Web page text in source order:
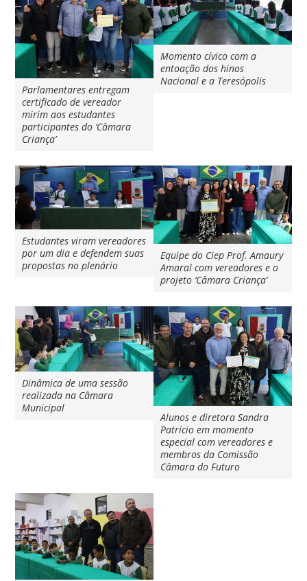
Parlamentares entregam
certificado de vereador
mirim aos estudantes
participantes do ‘Câmara
Criança’
Momento cívico com a
entoação dos hinos
Nacional e a Teresópolis
Estudantes viram vereadores
por um dia e defendem suas
propostas no plenário
Equipe do Ciep Prof. Amaury
Amaral com vereadores e o
projeto ‘Câmara Criança’
Dinâmica de uma sessão
realizada na Câmara
Municipal
Alunos e diretora Sandra
Patrício em momento
especial com vereadores e
membros da Comissão
Câmara do Futuro